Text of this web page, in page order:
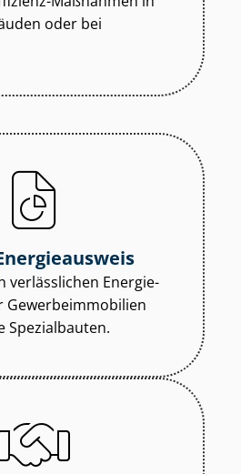
oder bei
verlässlichen En­er­gie­
Ge­wer­be­im­mo­bi­li­en
Spezialbauten.